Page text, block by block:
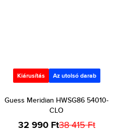
Kiárusítás Az utolsó darab
Guess Meridian HWSG86 54010-
CLO
32 990 Ft38 415 Ft